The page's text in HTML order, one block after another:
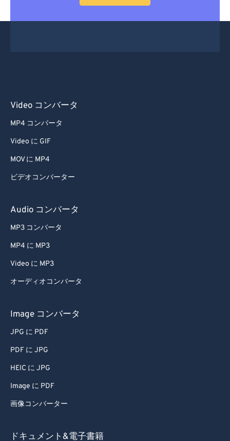
Video コンバータ
MP4 コンバータ
Video に GIF
MOV に MP4
ビデオコンバーター
Audio コンバータ
MP3 コンバータ
MP4 に MP3
Video に MP3
オーディオコンバータ
Image コンバータ
JPG に PDF
PDF に JPG
HEIC に JPG
Image に PDF
画像コンバーター
ドキュメント&電子書籍